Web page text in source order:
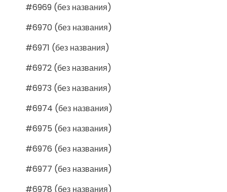
#6969 (без названия)
#6970 (без названия)
#6971 (без названия)
#6972 (без названия)
#6973 (без названия)
#6974 (без названия)
#6975 (без названия)
#6976 (без названия)
#6977 (без названия)
#6978 (без названия)